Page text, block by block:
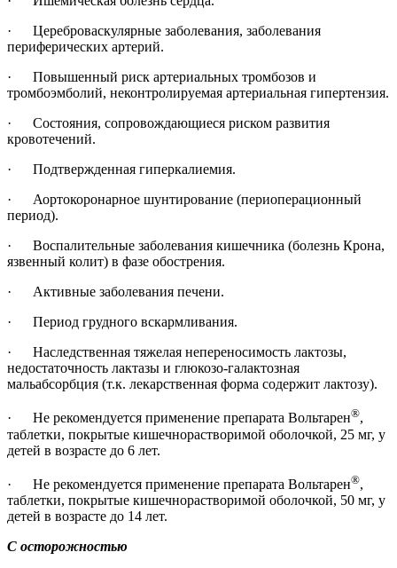
· Цереброваскулярные заболевания, заболевания
периферических артерий.
· Повышенный риск артериальных тромбозов и
тромбоэмболий, неконтролируемая артериальная гипертензия.
· Состояния, сопровождающиеся риском развития
кровотечений.
· Подтвержденная гиперкалиемия.
· Аортокоронарное шунтирование (периоперационный
период).
· Воспалительные заболевания кишечника (болезнь Крона,
язвенный колит) в фазе обострения.
· Активные заболевания печени.
· Период грудного вскармливания.
· Наследственная тяжелая непереносимость лактозы,
недостаточность лактазы и глюкозо-галактозная
мальабсорбция (т.к. лекарственная форма содержит лактозу).
· Не рекомендуется применение препарата Вольтарен®,
таблетки, покрытые кишечнорастворимой оболочкой, 25 мг, у
детей в возрасте до 6 лет.
· Не рекомендуется применение препарата Вольтарен®,
таблетки, покрытые кишечнорастворимой оболочкой, 50 мг, у
детей в возрасте до 14 лет.
С осторожностью